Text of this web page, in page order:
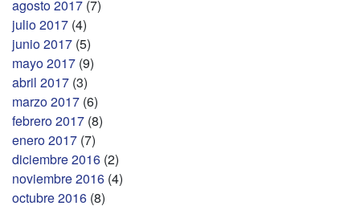
agosto 2017 (7)
julio 2017 (4)
junio 2017 (5)
mayo 2017 (9)
abril 2017 (3)
marzo 2017 (6)
febrero 2017 (8)
enero 2017 (7)
diciembre 2016 (2)
noviembre 2016 (4)
octubre 2016 (8)